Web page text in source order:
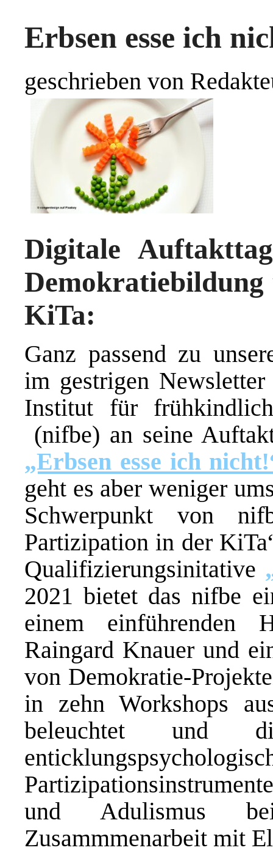
Erbsen esse ich
geschrieben von
Digitale
KiTa:
Ganz passend zu
im gestrigen Newsletter
Institut für
(nifbe) an seine
„Erbsen esse ich
geht es aber weniger
Schwerpunkt von
Partizipation in der
Qualifizierungsinitative
2021 bietet das nifbe
einem einführenden
Raingard Knauer und
von Demokratie-
in zehn Workshops
beleuchtet und
und Adulismus
Zusammmenarbeit mit